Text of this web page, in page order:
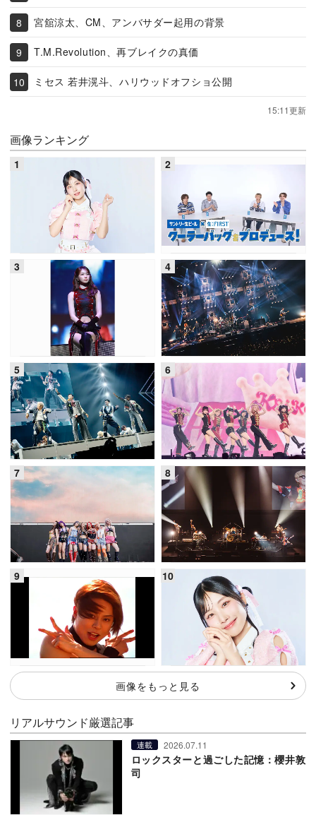
宮舘涼太、CM、アンバサダー起用の背景
T.M.Revolution、再ブレイクの真価
ミセス 若井滉斗、ハリウッドオフショ公開
15:11更新
画像ランキング
画像をもっと見る
リアルサウンド厳選記事
連載 2026.07.11
ロックスターと過ごした記憶：櫻井敦
司